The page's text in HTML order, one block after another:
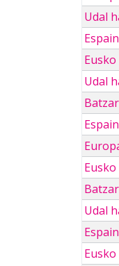
Udal
Udal
Udal